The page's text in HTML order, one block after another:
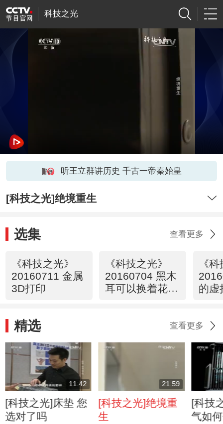
科技之光
听王立群讲历史 千古一帝秦始皇
[科技之光]绝境重生
选集 查看更多
《科技之光》
20160711 金属
3D打印
《科技之光》
20160704 黑木
耳可以换着花样
《
的虚
精选 查看更多
11:42
[科技之光]床垫 您
选对了吗
21:59
[科技之光]绝境重
生
[科技
气如